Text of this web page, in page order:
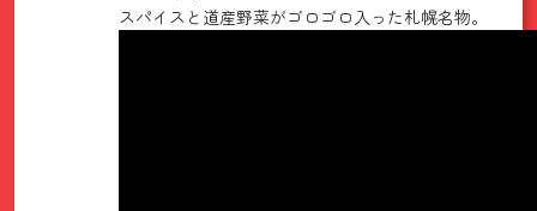
スパイスと道産野菜がゴロゴロ入った札幌名物。